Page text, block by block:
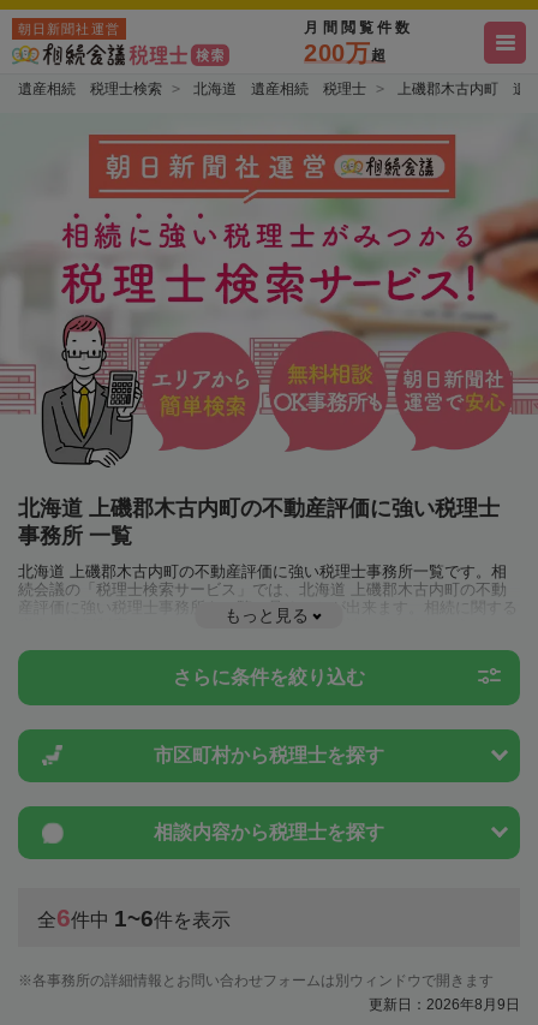
朝日新聞社運営 月間閲覧件数
200万超
遺産相続 税理士検索 北海道 遺産相続 税理士 上磯郡木古内町 遺
北海道 上磯郡木古内町の不動産評価に強い税理士
事務所 一覧
北海道 上磯郡木古内町の不動産評価に強い税理士事務所一覧です。相
続会議の「税理士検索サービス」では、北海道 上磯郡木古内町の不動
産評価に強い税理士事務所を一覧で見ることが出来ます。相続に関する
税金や特例制度のことは一度近隣の税理士に相談してみましょう。
もっと見る
さらに条件を絞り込む
市区町村から税理士を探す
相談内容から税理士を探す
全6件中 1~6件を表示
各事務所の詳細情報とお問い合わせフォームは別ウィンドウで開きます
更新日：2026年8月9日